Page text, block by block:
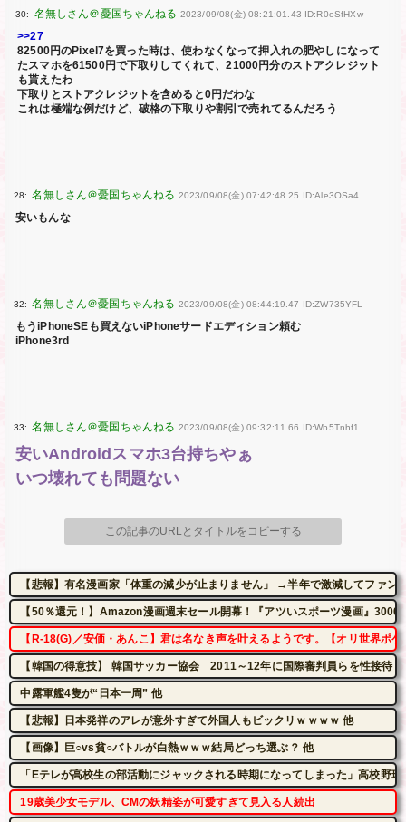
30: 2023/09/08(金) 08:21:01.43 ID:R0oSfHXw
>>27
82500円のPixel7を買った時は、使わなくなって押入れの肥やしになって
たスマホを61500円で下取りしてくれて、21000円分のストアクレジット
も貰えたわ
下取りとストアクレジットを含めると0円だわな
これは極端な例だけど、破格の下取りや割引で売れてるんだろう
28: 2023/09/08(金) 07:42:48.25 ID:Ale3OSa4
安いもんな
32: 2023/09/08(金) 08:44:19.47 ID:ZW735YFL
もうiPhoneSEも買えないiPhoneサードエディション頼む
iPhone3rd
33: 2023/09/08(金) 09:32:11.66 ID:Wb5Tnhf1
安いAndroidスマホ3台持ちやぁ
いつ壊れても問題ない
この記事のURLとタイトルをコピーする
【悲報】有名漫画家「体重の減少が止まりません」 →半年で激減してファン
【50％還元！】Amazon漫画週末セール開幕！『アツいスポーツ漫画』3000
【R-18(G)／安価・あんこ】君は名なき声を叶えるようです。【オリ世界ポ
【韓国の得意技】 韓国サッカー協会 2011～12年に国際審判員らを性接待
中露軍艦4隻が“日本一周” 他
【悲報】日本発祥のアレが意外すぎて外国人もビックリｗｗｗｗ 他
【画像】巨○vs貧○バトルが白熱ｗｗｗ結局どっち選ぶ？ 他
「Eテレが高校生の部活動にジャックされる時期になってしまった」高校野
19歳美少女モデル、CMの妖精姿が可愛すぎて見入る人続出